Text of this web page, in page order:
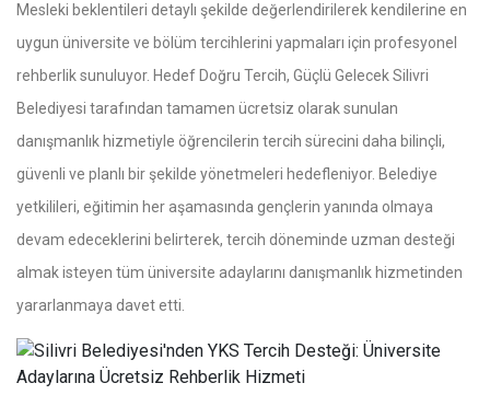
Mesleki beklentileri detaylı şekilde değerlendirilerek kendilerine en
uygun üniversite ve bölüm tercihlerini yapmaları için profesyonel
rehberlik sunuluyor. Hedef Doğru Tercih, Güçlü Gelecek Silivri
Belediyesi tarafından tamamen ücretsiz olarak sunulan
danışmanlık hizmetiyle öğrencilerin tercih sürecini daha bilinçli,
güvenli ve planlı bir şekilde yönetmeleri hedefleniyor. Belediye
yetkilileri, eğitimin her aşamasında gençlerin yanında olmaya
devam edeceklerini belirterek, tercih döneminde uzman desteği
almak isteyen tüm üniversite adaylarını danışmanlık hizmetinden
yararlanmaya davet etti.